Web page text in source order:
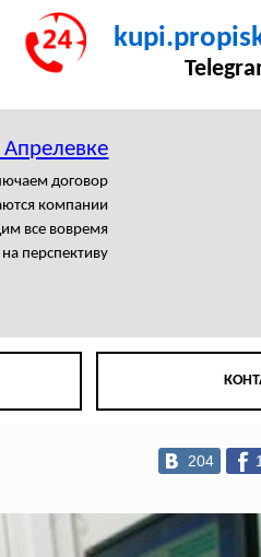
Апрелевке
договор
компании
все вовремя
перспективу
204